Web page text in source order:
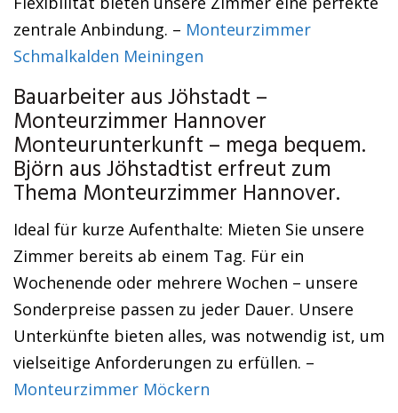
zentrale Anbindung. – Monteurzimmer
Schmalkalden Meiningen
Bauarbeiter aus Jöhstadt –
Monteurzimmer Hannover
Monteurunterkunft – mega bequem.
Björn aus Jöhstadtist erfreut zum
Thema Monteurzimmer Hannover.
Ideal für kurze Aufenthalte: Mieten Sie unsere
Zimmer bereits ab einem Tag. Für ein
Wochenende oder mehrere Wochen – unsere
Sonderpreise passen zu jeder Dauer. Unsere
Unterkünfte bieten alles, was notwendig ist, um
vielseitige Anforderungen zu erfüllen. –
Monteurzimmer Möckern